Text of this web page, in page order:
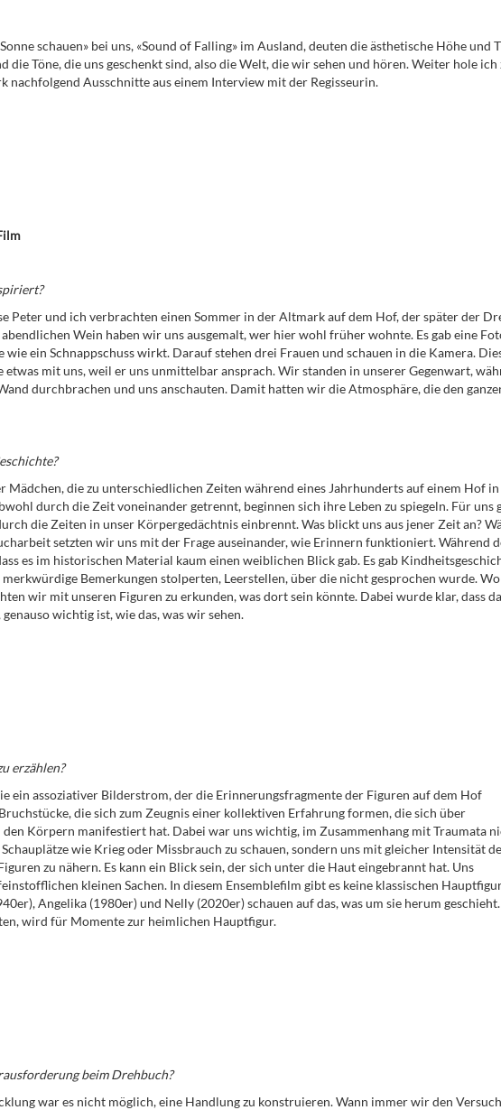
schauen» bei uns, «Sound of Falling» im Ausland, deuten die ästhetische Höhe und
die Töne, die uns geschenkt sind, also die Welt, die wir sehen und hören. Weiter hole ich
nachfolgend Ausschnitte aus einem Interview mit der Regisseurin.
Peter und ich verbrachten einen Sommer in der Altmark auf dem Hof, derspäter der
Wein haben wir uns ausgemalt, wer hier wohl früher wohnte. Es gab eine
wie ein Schnappschuss wirkt. Darauf stehen drei Frauen und schauen in die Kamera.
etwas mit uns, weil er uns unmittelbar ansprach. Wir standen in unserer Gegenwart,
durchbrachen und uns anschauten. Damit hatten wir die Atmosphäre, die den
Mädchen, die zu unterschiedlichen Zeiten während eines Jahrhunderts auf einem Hof
durch die Zeit voneinander getrennt, beginnen sich ihre Leben zu spiegeln. Für uns
die Zeiten in unser Körpergedächtnis einbrennt. Was blickt uns aus jener Zeit an?
setzten wir uns mit der Frage auseinander, wie Erinnern funktioniert. Während
es im historischen Material kaum einen weiblichen Blick gab. Es gab
Bemerkungen stolperten, Leerstellen, über die nicht gesprochen wurde.
wir mit unseren Figuren zu erkunden, was dort sein könnte. Dabei wurde klar, dass
wichtig ist, wie das, was wir sehen.
erzählen?
ein assoziativer Bilderstrom, der die Erinnerungsfragmente der Figuren auf dem Hof
die sich zum Zeugnis einer kollektiven Erfahrung formen, die sich über
Körpern manifestiert hat. Dabei war uns wichtig, im Zusammenhang mit Traumata
wie Krieg oder Missbrauch zu schauen, sondern uns mit gleicher Intensität
zu nähern. Es kann ein Blick sein, der sich unter die Haut eingebrannt hat. Uns
kleinen Sachen. In diesem Ensemblefilm gibt es keine klassischen
Angelika (1980er) und Nelly (2020er) schauen auf das, was um sie herum geschieht.
wird für Momente zur heimlichen Hauptfigur.
beim Drehbuch?
war es nicht möglich, eine Handlung zu konstruieren. Wann immer wir den Versuch